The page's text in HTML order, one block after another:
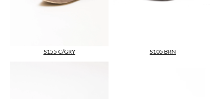
S155 C/GRY S105 BRN